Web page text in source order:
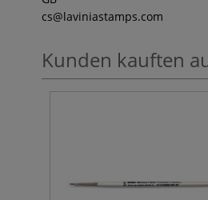
cs@laviniastamps.com
Kunden kauften